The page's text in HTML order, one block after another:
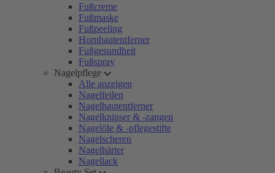
Fußcreme
Fußmaske
Fußpeeling
Hornhautentferner
Fußgesundheit
Fußspray
Nagelpflege
Alle anzeigen
Nagelfeilen
Nagelhautentferner
Nagelknipser & -zangen
Nagelöle & -pflegestifte
Nagelscheren
Nagelhärter
Nagellack